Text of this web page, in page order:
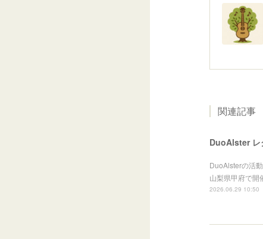
関連記事
DuoAlster レ
DuoAlsterの活
山梨県甲府で開
2026.06.29 10:50